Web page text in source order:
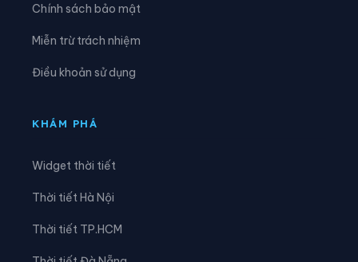
Xã Măng Bút
Chính sách bảo mật
Miễn trừ trách nhiệm
Điều khoản sử dụng
KHÁM PHÁ
Widget thời tiết
Thời tiết Hà Nội
Thời tiết TP.HCM